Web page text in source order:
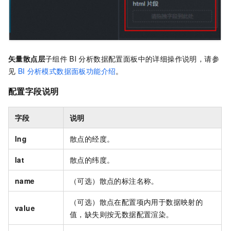
矢量散点层子组件 BI 分析数据配置面板中的详细操作说明，请参
见 BI 分析模式数据面板功能介绍。
配置字段说明
字段 说明
lng 散点的经度。
lat 散点的纬度。
name （可选）散点的标注名称。
value
（可选）散点在配置项内用于数据映射的
值，缺失则按无数据配置渲染。